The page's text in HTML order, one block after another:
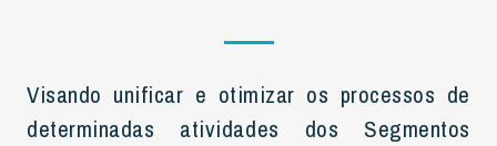
Visando unificar e otimizar os processos de
determinadas atividades dos Segmentos